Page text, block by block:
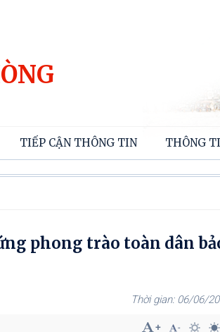
TIẾP CẬN THÔNG TIN THÔNG
phong trào toàn dân
06/06/